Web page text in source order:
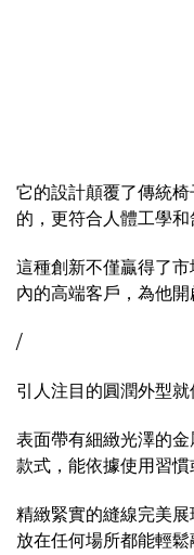
它的設計顛覆了傳統
的，更符合人體工學和
這種創新不僅贏得了
內的高端客戶，為他開
/
引人注目的圓潤外型就
表面帶有細緻光澤的
款式，能依據使用習慣
精緻緊實的縫線完美
放在任何場所都能輕